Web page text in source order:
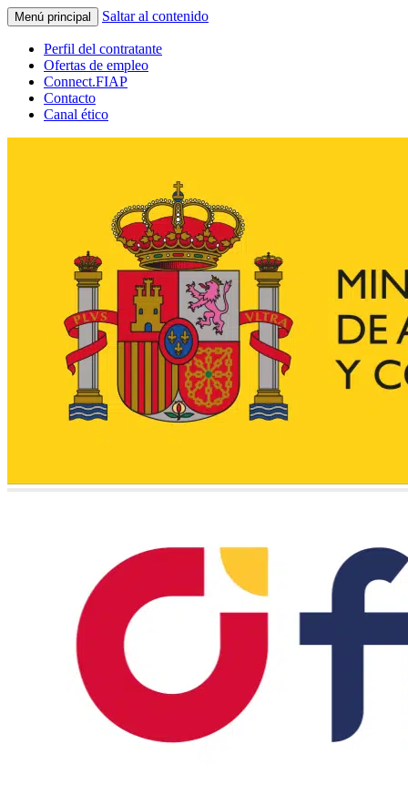
Menú principal Saltar al contenido
Perfil del contratante
Ofertas de empleo
Connect.FIAP
Contacto
Canal ético